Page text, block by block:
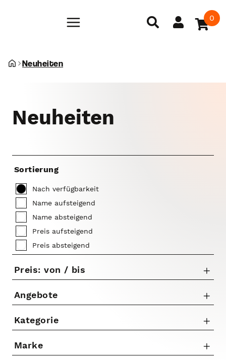
0
Neuheiten
Neuheiten
Sortierung
Nach verfügbarkeit
Name aufsteigend
Name absteigend
Preis aufsteigend
Preis absteigend
Preis: von / bis
Angebote
Nur Angebote anzeigen
Kategorie
Brillen
E-MTB Hardtail
Marke